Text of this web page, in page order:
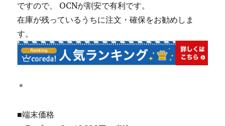
ですので、 OCNが割安で有利です。
在庫が残っているうちに注文・確保をお勧めしま
す。
＊
■端末価格